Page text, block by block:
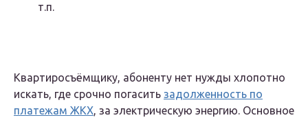
т.п.
Квартиросъёмщику, абоненту нет нужды хлопотно
искать, где срочно погасить задолженность по
платежам ЖКХ, за электрическую энергию. Основное